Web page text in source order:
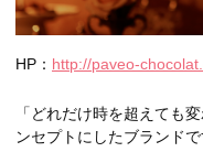
HP： http://paveo-
「どれだけ時を超えても
ンセプトにしたブランドで